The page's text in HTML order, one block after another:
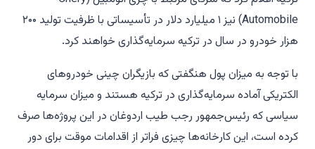
Automobile) نیز ۱ میلیارد دلار در تأسیساتی با ظرفیت تولید ۲۰۰
هزار خودرو در سال در ترکیه سرمایه‌گذاری خواهند کرد.
با توجه به میزان پول هنگفتی که بازیگران چینی خودروهای
الکتریکی آماده سرمایه‌گذاری در ترکیه هستند و میزان سرمایه
سیاسی که رئیس‌جمهور رجب طیب اردوغان در این پروژه‌ها صرف
کرده است، این کارخانه‌ها چیزی فراتر از اقدامات موقت برای دور